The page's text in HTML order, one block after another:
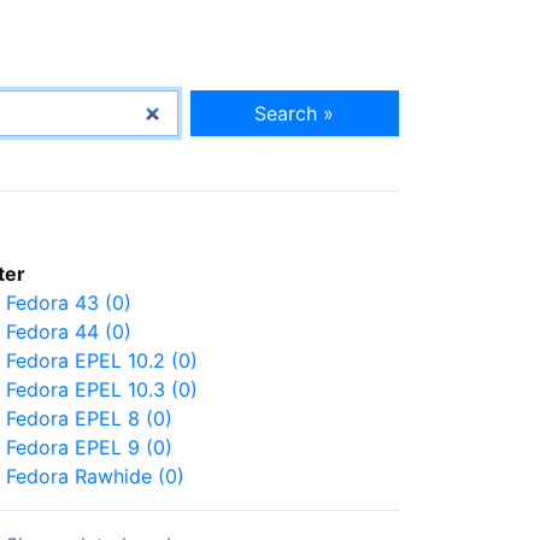
Search »
Fedora 43 (0)
Fedora 44 (0)
Fedora EPEL 10.2 (0)
Fedora EPEL 10.3 (0)
Fedora EPEL 8 (0)
Fedora EPEL 9 (0)
Fedora Rawhide (0)